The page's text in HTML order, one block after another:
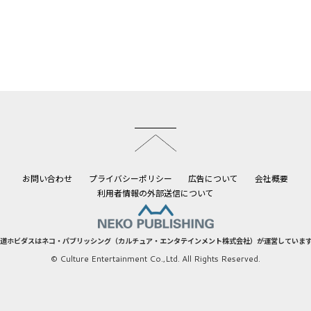
お問い合わせ プライバシーポリシー 広告について
会社概要
利用者情報の外部送信について
ホビダスはネコ・パブリッシング（カルチュア・エンタテインメント株式会社）が運営していま
© Culture Entertainment Co.,Ltd. All Rights Reserved.